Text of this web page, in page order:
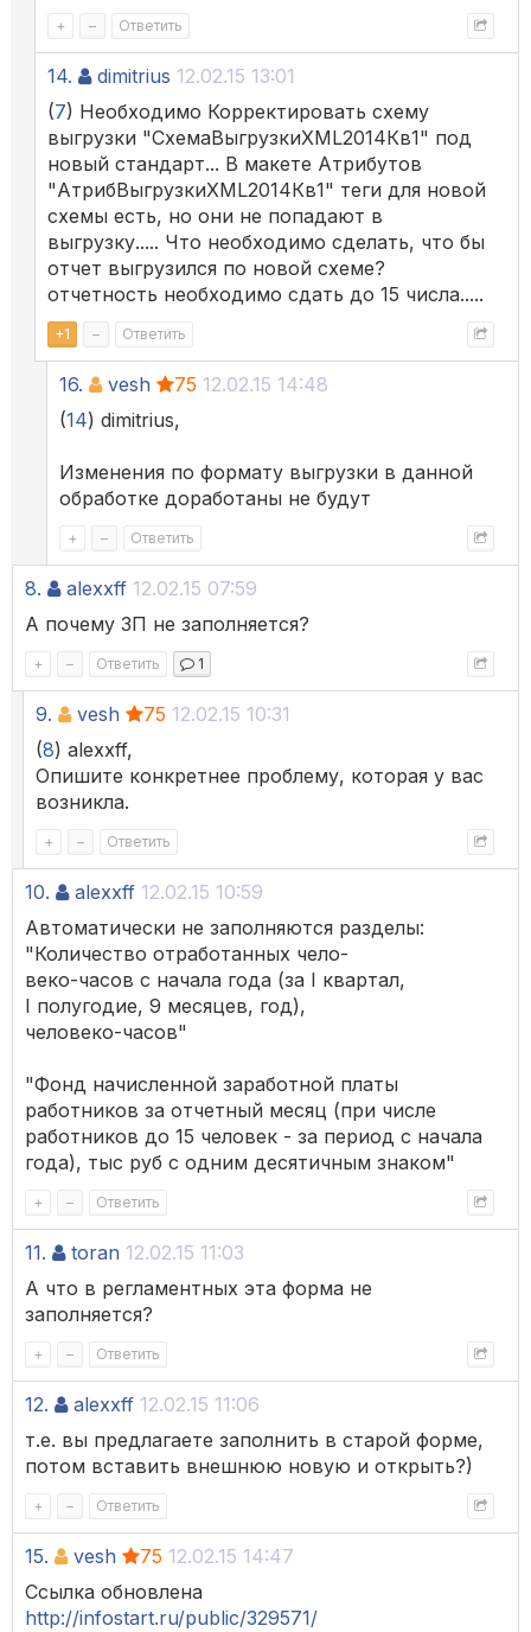
+ – Ответить
14. dimitrius 12.02.15 13:01
(7) Необходимо Корректировать схему
выгрузки "СхемаВыгрузкиXML2014Кв1" под
новый стандарт... В макете Атрибутов
"АтрибВыгрузкиXML2014Кв1" теги для новой
схемы есть, но они не попадают в
выгрузку..... Что необходимо сделать, что бы
отчет выгрузился по новой схеме?
отчетность необходимо сдать до 15 числа.....
+1 – Ответить
16. vesh 75 12.02.15 14:48
(14) dimitrius,
Изменения по формату выгрузки в данной
обработке доработаны не будут
+ – Ответить
8. alexxff 12.02.15 07:59
А почему ЗП не заполняется?
+ – Ответить 1
9. vesh 75 12.02.15 10:31
(8) alexxff,
Опишите конкретнее проблему, которая у вас
возникла.
+ – Ответить
10. alexxff 12.02.15 10:59
Автоматически не заполняются разделы:
"Количество отработанных чело-
веко-часов с начала года (за I квартал,
I полугодие, 9 месяцев, год),
человеко-часов"
"Фонд начисленной заработной платы
работников за отчетный месяц (при числе
работников до 15 человек - за период с начала
года), тыс руб с одним десятичным знаком"
+ – Ответить
11. toran 12.02.15 11:03
А что в регламентных эта форма не
заполняется?
+ – Ответить
12. alexxff 12.02.15 11:06
т.е. вы предлагаете заполнить в старой форме,
потом вставить внешнюю новую и открыть?)
+ – Ответить
15. vesh 75 12.02.15 14:47
Ссылка обновлена
http://infostart.ru/public/329571/